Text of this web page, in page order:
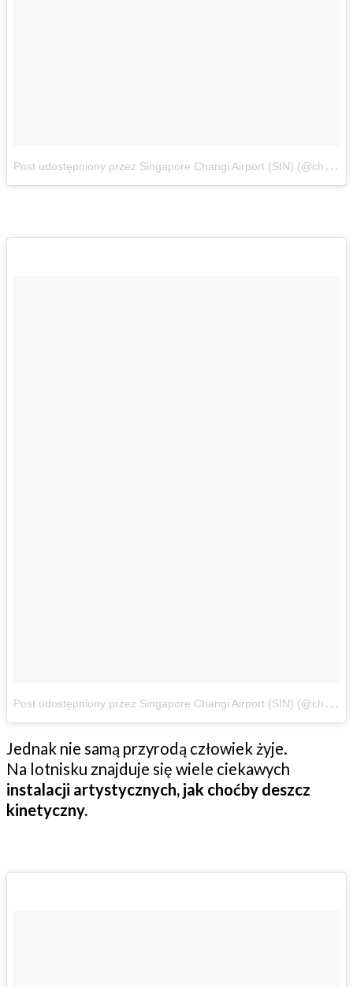
P
ost udostępniony przez Singapore Changi Airport (SIN) (@changiairport)
P
ost udostępniony przez Singapore Changi Airport (SIN) (@changiairport)
Jednak nie samą przyrodą człowiek żyje.
Na lotnisku znajduje się wiele ciekawych
instalacji artystycznych, jak choćby deszcz
kinetyczny.